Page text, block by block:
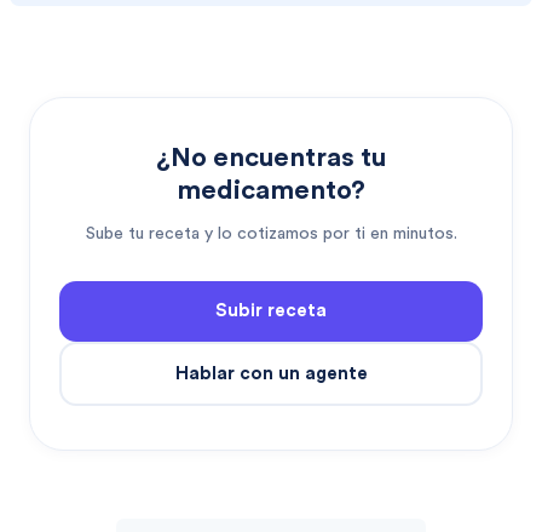
¿No encuentras tu
medicamento?
Sube tu receta y lo cotizamos por ti en minutos.
Subir receta
Hablar con un agente